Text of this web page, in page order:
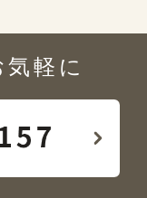
軽に